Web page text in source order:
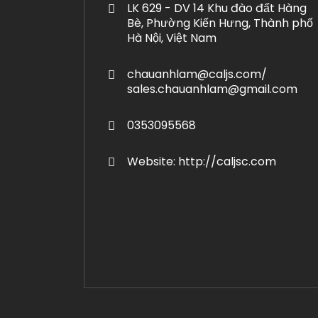
LK 629 - DV 14 Khu đào đất Hàng
Bè, Phường Kiến Hưng, Thành phố
Hà Nội, Việt Nam
chauanhlam@caljs.com/
sales.chauanhlam@gmail.com
0353095568
Website: http://caljsc.com